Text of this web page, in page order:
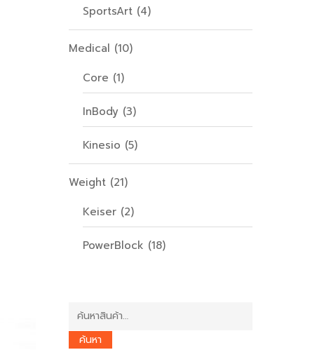
SportsArt (4)
Medical (10)
Core (1)
InBody (3)
Kinesio (5)
Weight (21)
Keiser (2)
PowerBlock (18)
ค้นหา:
ค้นหา